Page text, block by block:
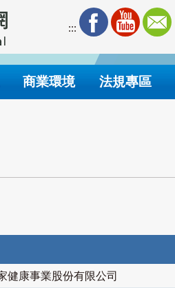
:::
商業環境 法規專區
健康事業股份有限公司